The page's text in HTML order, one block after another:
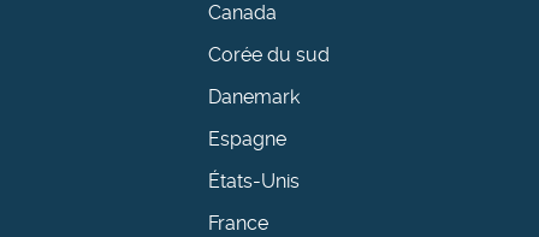
Canada
Corée du sud
Danemark
Espagne
États-Unis
France